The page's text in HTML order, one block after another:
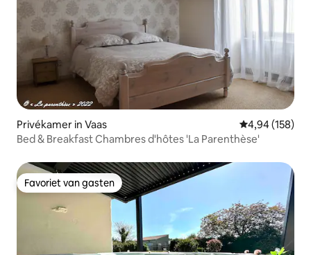
Privékamer in Vaas Gemiddelde
4,94 (158)
Bed & Breakfast Chambres d'hôtes 'La Parenthèse'
Favoriet van gasten
Favoriet van gasten